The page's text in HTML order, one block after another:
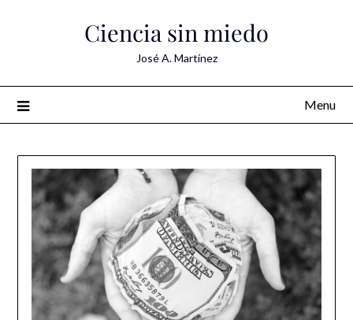
Ciencia sin miedo
José A. Martínez
Menu